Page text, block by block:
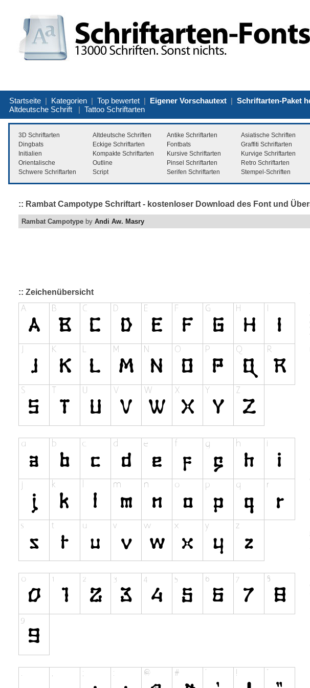
Startseite | Kategorien | Top bewertet | Eigener Vorschautext | Schriftarten-Paket
Altdeutsche Schrift | Tattoo Schriftarten
3D Schriftarten Altdeutsche Schriften Antike Schriftarten Asiatische Schriften
Dingbats
Eckige Schriftarten Fontbats Graffiti Schriftarten
Initialien
Kompakte Schriftarten Kursive Schriftarten Kurvige Schriftarten
Orientalische
Outline Pinsel Schriftarten Retro Schriftarten
Schwere Schriftarten
Script Serifen Schriftarten Stempel-Schriften
:: Rambat Campotype Schriftart - kostenloser Download des Font und
Rambat Campotype by Andi Aw. Masry
:: Zeichenübersicht